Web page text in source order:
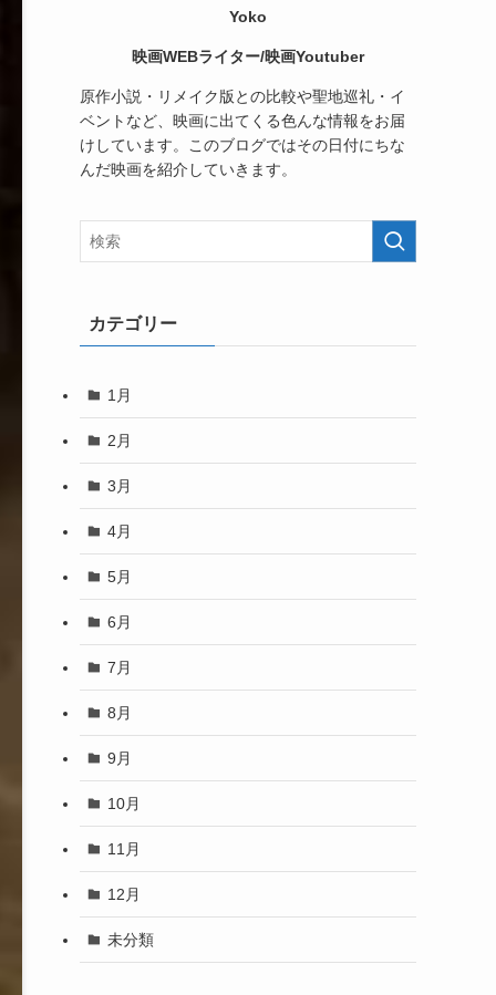
Yoko
映画WEBライター/映画Youtuber
原作小説・リメイク版との比較や聖地巡礼・イ
ベントなど、映画に出てくる色んな情報をお届
けしています。このブログではその日付にちな
んだ映画を紹介していきます。
カテゴリー
1月
2月
3月
4月
5月
6月
7月
8月
9月
10月
11月
12月
未分類